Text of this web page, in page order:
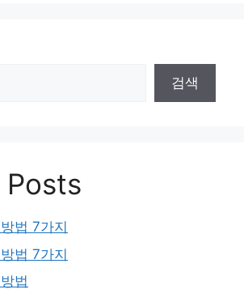
검색
Posts
법 7가지
법 7가지
법